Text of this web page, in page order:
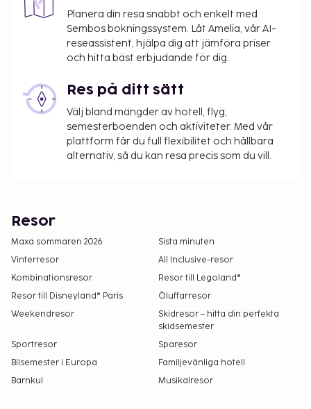
Planera din resa snabbt och enkelt med
Sembos bokningssystem. Låt Amelia, vår AI-
reseassistent, hjälpa dig att jämföra priser
och hitta bäst erbjudande för dig.
Res på ditt sätt
Välj bland mängder av hotell, flyg,
semesterboenden och aktiviteter. Med vår
plattform får du full flexibilitet och hållbara
alternativ, så du kan resa precis som du vill.
Resor
Maxa sommaren 2026
Sista minuten
Vinterresor
All Inclusive-resor
Kombinationsresor
Resor till Legoland®
Resor till Disneyland® Paris
Öluffarresor
Weekendresor
Skidresor – hitta din perfekta
skidsemester
Sportresor
Sparesor
Bilsemester i Europa
Familjevänliga hotell
Barnkul
Musikalresor